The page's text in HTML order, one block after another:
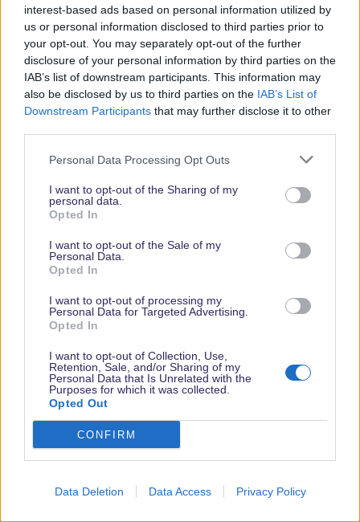
interest-based ads based on personal information utilized by
us or personal information disclosed to third parties prior to
your opt-out. You may separately opt-out of the further
disclosure of your personal information by third parties on the
IAB’s list of downstream participants. This information may
also be disclosed by us to third parties on the IAB’s List of
Downstream Participants that may further disclose it to other
Personal Data Processing Opt Outs
I want to opt-out of the Sharing of my
personal data.
Opted In
I want to opt-out of the Sale of my
Personal Data.
Opted In
I want to opt-out of processing my
Personal Data for Targeted Advertising.
Opted In
I want to opt-out of Collection, Use,
Retention, Sale, and/or Sharing of my
Personal Data that Is Unrelated with the
Purposes for which it was collected.
Opted Out
CONFIRM
Data Deletion Data Access Privacy Policy
W
e
r
t
u
n
dörthe,Coolzero,rapunzel7und 3 weitere...
rapunzel7
Verdient den Legacy Award
16 März 2026 #887
Alles Klar Malakina, dann hast du ja schon mal Glück gehabt.
Ich versuche dann nächste Woche mal meins um meine Tochter
auch noch glücklich zu machen, zumal sie ja dieses Mal nicht mit